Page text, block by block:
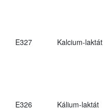
E327 Kalcium-laktát
E326 Kálium-laktát